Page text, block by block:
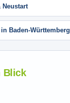
Neustart
Baden-Württemberg
Blick